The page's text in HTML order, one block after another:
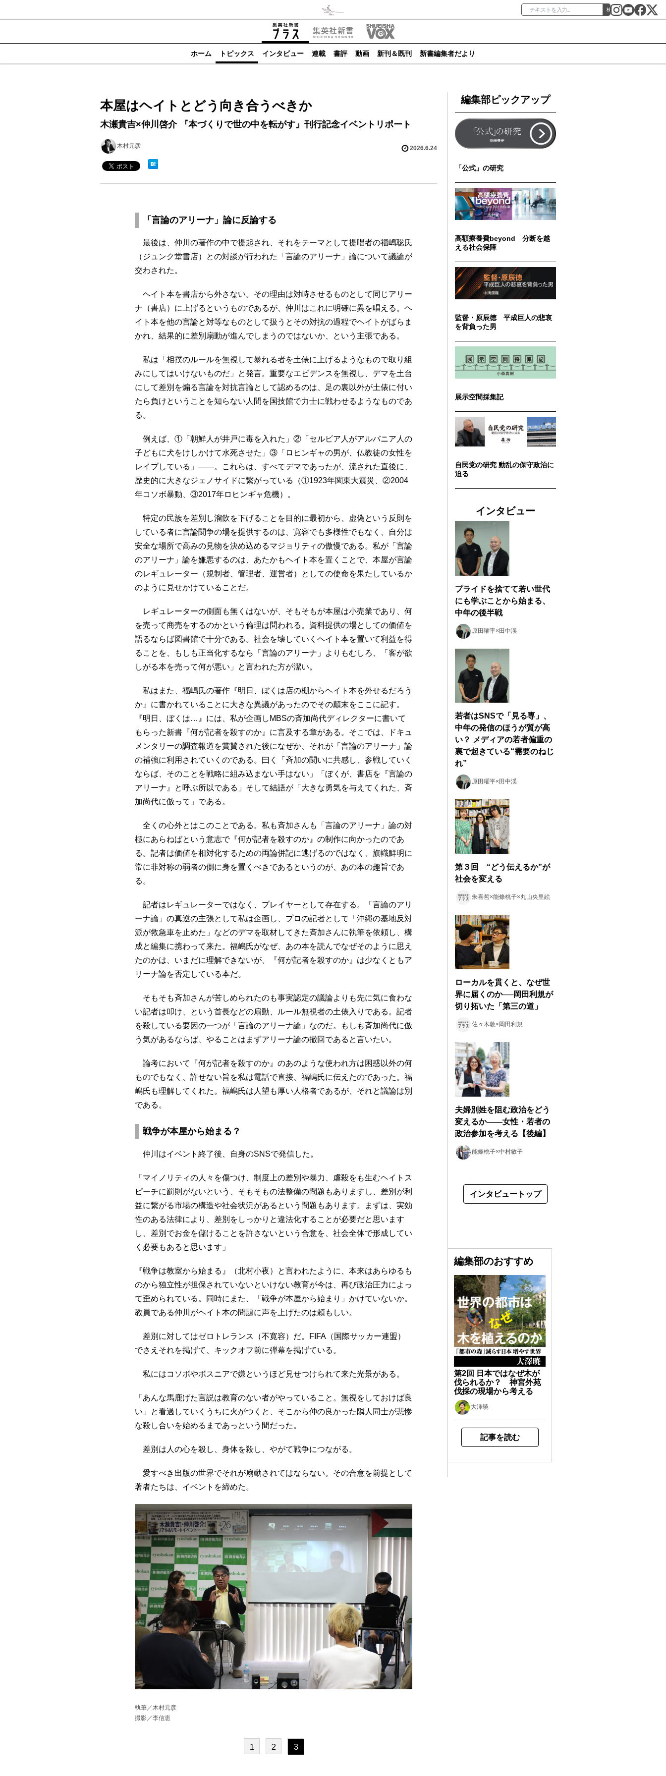
検索
ホーム トピックス インタビュー 連載 書評 動画 新刊＆既刊 新書編集者だより
本屋はヘイトとどう向き合うべきか
木瀬貴吉×仲川啓介 『本づくりで世の中を転がす』刊行記念イベントリポート
木村元彦 2026.6.24
「言論のアリーナ」論に反論する
最後は、仲川の著作の中で提起され、それをテーマとして提唱者の福嶋聡氏
（ジュンク堂書店）との対談が行われた「言論のアリーナ」論について議論が
交わされた。
ヘイト本を書店から外さない。その理由は対峙させるものとして同じアリー
ナ（書店）に上げるというものであるが、仲川はこれに明確に異を唱える。ヘ
イト本を他の言論と対等なものとして扱うとその対抗の過程でヘイトがばらま
かれ、結果的に差別扇動が進んでしまうのではないか、という主張である。
私は「相撲のルールを無視して暴れる者を土俵に上げるようなもので取り組
みにしてはいけないものだ」と発言。重要なエビデンスを無視し、デマを土台
にして差別を煽る言論を対抗言論として認めるのは、足の裏以外が土俵に付い
たら負けということを知らない人間を国技館で力士に戦わせるようなものであ
る。
例えば、①「朝鮮人が井戸に毒を入れた」②「セルビア人がアルバニア人の
子どもに犬をけしかけて水死させた」③「ロヒンギャの男が、仏教徒の女性を
レイプしている」――。これらは、すべてデマであったが、流された直後に、
歴史的に大きなジェノサイドに繋がっている（①1923年関東大震災、②2004
年コソボ暴動、③2017年ロヒンギャ危機）。
特定の民族を差別し溜飲を下げることを目的に最初から、虚偽という反則を
している者に言論闘争の場を提供するのは、寛容でも多様性でもなく、自分は
安全な場所で高みの見物を決め込めるマジョリティの傲慢である。私が「言論
のアリーナ」論を嫌悪するのは、あたかもヘイト本を置くことで、本屋が言論
のレギュレーター（規制者、管理者、運営者）としての使命を果たしているか
のように見せかけていることだ。
レギュレーターの側面も無くはないが、そもそもが本屋は小売業であり、何
を売って商売をするのかという倫理は問われる。資料提供の場としての価値を
語るならば図書館で十分である。社会を壊していくヘイト本を置いて利益を得
ることを、もしも正当化するなら「言論のアリーナ」よりもむしろ、「客が欲
しがる本を売って何が悪い」と言われた方が潔い。
私はまた、福嶋氏の著作『明日、ぼくは店の棚からヘイト本を外せるだろう
か』に書かれていることに大きな異議があったのでその顛末をここに記す。
『明日、ぼくは…』には、私が企画しMBSの斉加尚代ディレクターに書いて
もらった新書『何が記者を殺すのか』に言及する章がある。そこでは、ドキュ
メンタリーの調査報道を賞賛された後になぜか、それが「言論のアリーナ」論
の補強に利用されていくのである。曰く「斉加の闘いに共感し、参戦していく
ならば、そのことを戦略に組み込まない手はない」「ぼくが、書店を『言論の
アリーナ』と呼ぶ所以である」そして結語が「大きな勇気を与えてくれた、斉
加尚代に倣って」である。
全くの心外とはこのことである。私も斉加さんも「言論のアリーナ」論の対
極にあらねばという意志で『何が記者を殺すのか』の制作に向かったのであ
る。記者は価値を相対化するための両論併記に逃げるのではなく、旗幟鮮明に
常に非対称の弱者の側に身を置くべきであるというのが、あの本の趣旨であ
る。
記者はレギュレーターではなく、プレイヤーとして存在する。「言論のアリ
ーナ論」の真逆の主張として私は企画し、プロの記者として「沖縄の基地反対
派が救急車を止めた」などのデマを取材してきた斉加さんに執筆を依頼し、構
成と編集に携わって来た。福嶋氏がなぜ、あの本を読んでなぜそのように思え
たのかは、いまだに理解できないが、『何が記者を殺すのか』は少なくともア
リーナ論を否定している本だ。
そもそも斉加さんが苦しめられたのも事実認定の議論よりも先に気に食わな
い記者は叩け、という首長などの扇動、ルール無視者の土俵入りである。記者
を殺している要因の一つが「言論のアリーナ論」なのだ。もしも斉加尚代に倣
う気があるならば、やることはまずアリーナ論の撤回であると言いたい。
論考において『何が記者を殺すのか』のあのような使われ方は困惑以外の何
ものでもなく、許せない旨を私は電話で直接、福嶋氏に伝えたのであった。福
嶋氏も理解してくれた。福嶋氏は人望も厚い人格者であるが、それと議論は別
である。
戦争が本屋から始まる？
仲川はイベント終了後、自身のSNSで発信した。
「マイノリティの人々を傷つけ、制度上の差別や暴力、虐殺をも生むヘイトス
ピーチに罰則がないという、そもそもの法整備の問題もありますし、差別が利
益に繋がる市場の構造や社会状況があるという問題もあります。まずは、実効
性のある法律により、差別をしっかりと違法化することが必要だと思います
し、差別でお金を儲けることを許さないという合意を、社会全体で形成してい
く必要もあると思います」
『戦争は教室から始まる』（北村小夜）と言われたように、本来はあらゆるも
のから独立性が担保されていないといけない教育が今は、再び政治圧力によっ
て歪められている。同時にまた、「戦争が本屋から始まり」かけていないか。
教員である仲川がヘイト本の問題に声を上げたのは頼もしい。
差別に対してはゼロトレランス（不寛容）だ。FIFA（国際サッカー連盟）
でさえそれを掲げて、キックオフ前に弾幕を掲げている。
私にはコソボやボスニアで嫌というほど見せつけられて来た光景がある。
「あんな馬鹿げた言説は教育のない者がやっていること。無視をしておけば良
い」と看過していくうちに火がつくと、そこから仲の良かった隣人同士が悲惨
な殺し合いを始めるまであっという間だった。
差別は人の心を殺し、身体を殺し、やがて戦争につながる。
愛すべき出版の世界でそれが扇動されてはならない。その合意を前提として
著者たちは、イベントを締めた。
執筆／木村元彦
撮影／李信恵
1 2 3
編集部ピックアップ
「公式」の研究
高額療養費beyond 分断を越
える社会保障
監督・原辰徳 平成巨人の悲哀
を背負った男
展示空間採集記
自民党の研究 動乱の保守政治に
迫る
インタビュー
プライドを捨てて若い世代
にも学ぶことから始まる、
中年の後半戦
原田曜平×田中渓
若者はSNSで「見る専」、
中年の発信のほうが質が高
い？ メディアの若者偏重の
裏で起きている“需要のねじ
れ”
原田曜平×田中渓
第３回 “どう伝えるか”が
社会を変える
朱喜哲×能條桃子×丸山央里絵
ローカルを貫くと、なぜ世
界に届くのか──岡田利規が
切り拓いた「第三の道」
佐々木敦×岡田利規
夫婦別姓を阻む政治をどう
変えるか――女性・若者の
政治参加を考える【後編】
能條桃子×中村敏子
インタビュートップ
編集部のおすすめ
第2回 日本ではなぜ木が
伐られるか？ 神宮外苑
伐採の現場から考える
大澤暁
記事を読む